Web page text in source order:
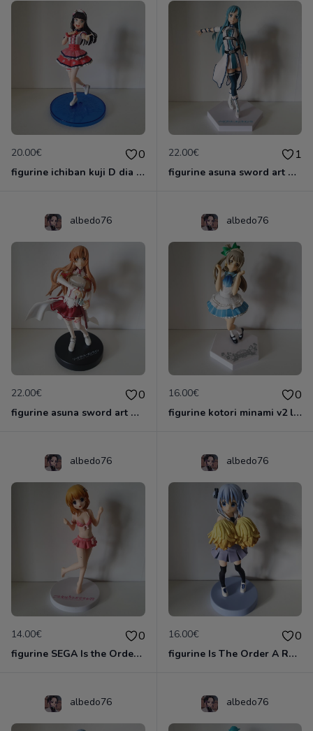
20.00€ 0
figurine ichiban kuji D dia kurosawa love live sunshine 5 eme anniversaire
22.00€ 1
figurine asuna sword art online 2 sao kadokawa
albedo76
22.00€ 0
figurine asuna sword art online sao project
albedo76
16.00€ 0
figurine kotori minami v2 love live
albedo76
14.00€ 0
figurine SEGA Is the Order a Rabbit Hoto Kokoa Pink Swimsuit Ver. PM Premium
albedo76
16.00€ 0
figurine Is The Order A Rabbit figurine Chino Kafuu furyu
albedo76 albedo76